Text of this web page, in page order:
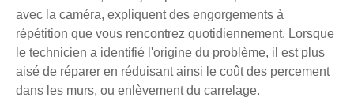
avec la caméra, expliquent des engorgements à
répétition que vous rencontrez quotidiennement. Lorsque
le technicien a identifié l'origine du problème, il est plus
aisé de réparer en réduisant ainsi le coût des percement
dans les murs, ou enlèvement du carrelage.